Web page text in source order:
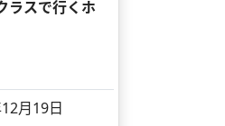
ラスで行くホ
月19日